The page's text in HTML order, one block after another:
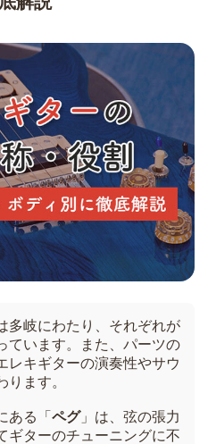
多岐にわたり、それぞれが
ています。また、パーツの
レキギターの演奏性やサウ
ります。
ある「 ペグ」は、弦の張力
ギターのチューニングに不